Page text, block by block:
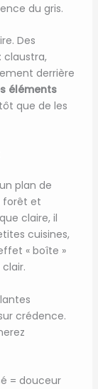
du gris.
Des
claustra,
derrière
éléments
que de les
plan de
forêt et
claire, il
cuisines,
« boîte »
crédence.
= douceur